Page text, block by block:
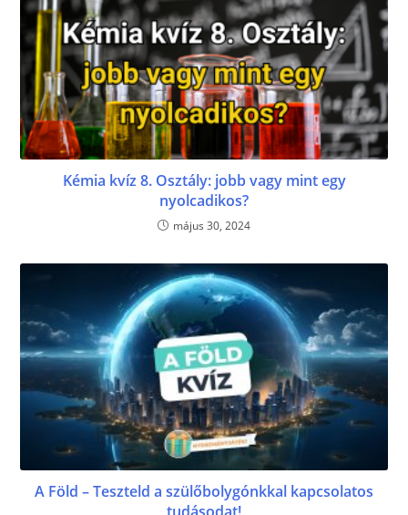
Kémia kvíz 8. Osztály: jobb vagy mint egy
nyolcadikos?
május 30, 2024
A Föld – Teszteld a szülőbolygónkkal kapcsolatos